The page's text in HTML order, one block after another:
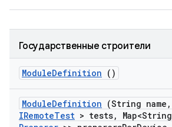
Государственные строители
ModuleDefinition ()
ModuleDefinition (String name ,
IRemoteTest > tests, Map<String